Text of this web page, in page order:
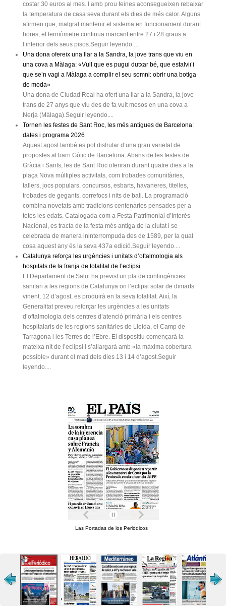
costar 30 euros al mes. I amb prou feines aconsegueixen rebaixar
la temperatura de casa seva durant els dies de més calor. Alguns
afirmen que, malgrat mantenir el sistema en funcionament durant
hores, el termòmetre continua marcant entre 27 i 28 graus a
l’interior dels seus pisos.Seguir leyendo....
Una dona ofereix una llar a la Sandra, la jove trans que viu en
una cova a Màlaga: «Vull que es pugui dutxar bé, que estalviï i
que se’n vagi a Màlaga a complir el seu somni: obrir una botiga
de moda»
Una dona de Ciudad Real ha ofert una llar a la Sandra, la jove
trans de 27 anys que viu des de fa vuit mesos en una cova a
Nerja (Màlaga).Seguir leyendo....
Tornen les festes de Sant Roc, les més antigues de Barcelona:
dates i programa 2026
Aquest agost també es pot disfrutar d’una gran varietat de
propostes al barri Gòtic de Barcelona. Abans de les festes de
Gràcia i Sants, les de Sant Roc oferiran durant quatre dies a la
plaça Nova múltiples activitats, com trobades comunitàries,
tallers, jocs populars, concursos, esbarts, havaneres, titelles,
trobades de gegants, correfocs i nits de ball. La programació
combina novetats amb tradicions centenàries pensades per a
totes les edats. Catalogada com a Festa Patrimonial d’Interès
Nacional, es tracta de la festa més antiga de la ciutat i se
celebrada de manera ininterrompuda des de 1589, per la qual
cosa aquest any és la seva 437a edició.Seguir leyendo....
Catalunya reforça les urgències i unitats d’oftalmologia als
hospitals de la franja de totalitat de l’eclipsi
El Departament de Salut ha previst un pla de contingències
sanitari a les regions de Catalunya on l’eclipsi solar de dimarts
vinent, 12 d’agost, es produirà en la seva totalitat. Així, la
Generalitat preveu reforçar les urgències a les unitats
d’oftalmologia dels centres d’atenció primària i els centres
hospitalaris de les regions sanitàries de Lleida, el Camp de
Tarragona i les Terres de l’Ebre. El dispositiu començarà la
mateixa nit de l’eclipsi i s’allargarà amb «la màxima cobertura
possible» durant el matí dels dies 13 i 14 d’agost.Seguir
leyendo....
Las Portadas de los Periódicos